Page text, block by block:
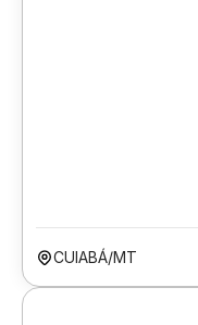
CUIABÁ/MT